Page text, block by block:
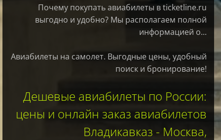
Почему покупать авиабилеты в ticketline.ru
выгодно и удобно? Мы располагаем полной
информацией о...
Авиабилеты на самолет. Выгодные цены, удобный
поиск и бронирование!
Дешевые авиабилеты по России:
цены и онлайн заказ авиабилетов
Владикавказ - Москва,